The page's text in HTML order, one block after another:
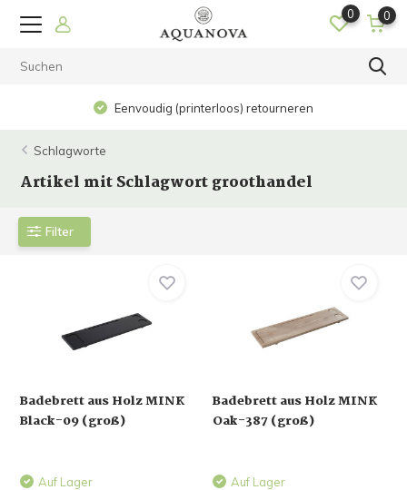
0 0
Eenvoudig (printerloos) retourneren
Schlagworte
Artikel mit Schlagwort groothandel
Filter
Badebrett aus Holz MINK
Black-09 (groß)
Auf Lager
Badebrett aus Holz MINK
Oak-387 (groß)
Auf Lager